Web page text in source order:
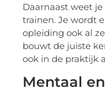
Daarnaast weet
trainen. Je wordt
opleiding ook al
bouwt de juiste
ook in de praktijk
Mentaal